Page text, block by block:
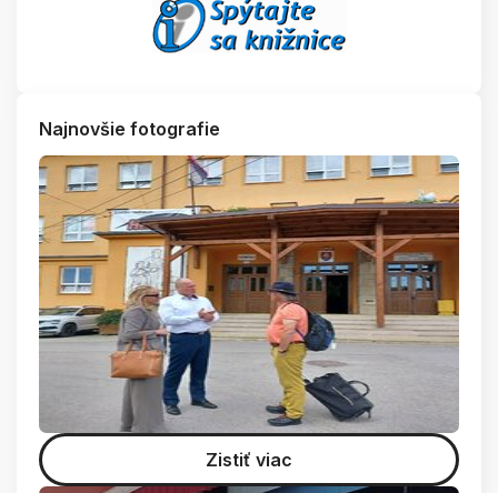
Najnovšie fotografie
Zistiť viac